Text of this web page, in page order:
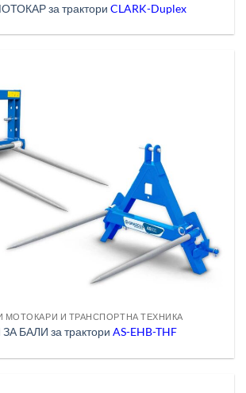
за тракториCLARK-Duplex
МОТОКАРИ И ТРАНСПОРТНА ТЕХНИКА
БАЛИ за трактори AS-EHB-THF